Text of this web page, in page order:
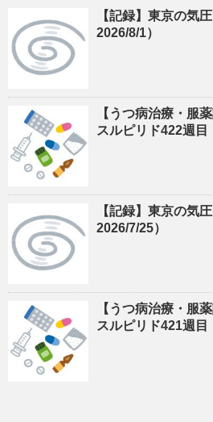
【記録】東京の気
2026/8/1）
【うつ病治療・服
スルピリド422週目
【記録】東京の気
2026/7/25）
【うつ病治療・服
スルピリド421週目